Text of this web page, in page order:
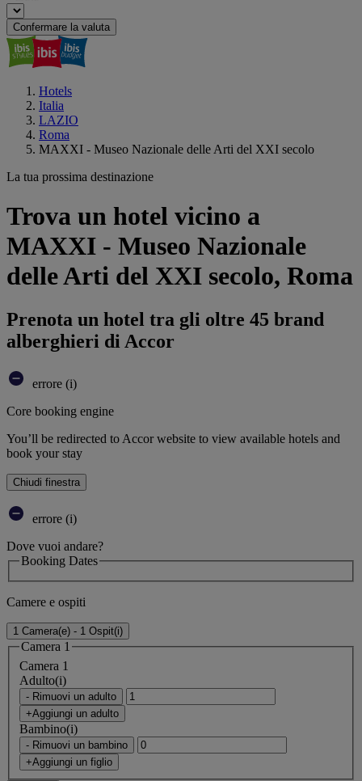
Confermare la valuta
Hotels
Italia
LAZIO
Roma
MAXXI - Museo Nazionale delle Arti del XXI secolo
La tua prossima destinazione
Trova un hotel vicino a
MAXXI - Museo Nazionale
delle Arti del XXI secolo, Roma
Prenota un hotel tra gli oltre 45 brand
alberghieri di Accor
errore (i)
Core booking engine
You’ll be redirected to Accor website to view available hotels and
book your stay
Chiudi finestra
errore (i)
Dove vuoi andare?
Booking Dates
Camere e ospiti
1 Camera(e) - 1 Ospit(i)
Camera 1
Camera 1
Adulto(i)
- Rimuovi un adulto
+Aggiungi un adulto
Bambino(i)
- Rimuovi un bambino
+Aggiungi un figlio